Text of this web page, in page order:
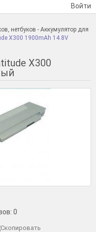
Войти
нетбуков - Аккумулятор для
X300 1900mAh 14.8V
X300
0